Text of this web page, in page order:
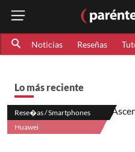
Noticias Reseñas
Lo más reciente
Rese�as / Smartphones
Huawei